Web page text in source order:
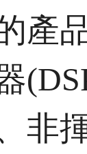
產
非